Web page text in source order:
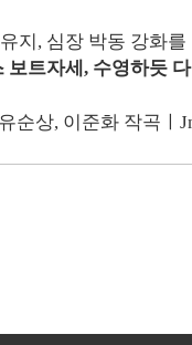
지 , 심장 박동 강화
보트자세, 수영하듯
순상, 이준화 작곡ㅣ